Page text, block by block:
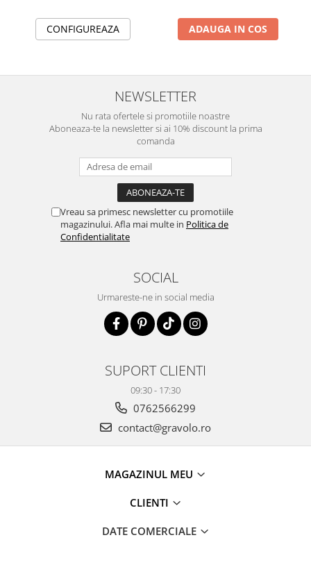
CONFIGUREAZA ADAUGA IN COS
NEWSLETTER
Nu rata ofertele si promotiile noastre
Aboneaza-te la newsletter si ai 10% discount la prima
comanda
Vreau sa primesc newsletter cu promotiile
magazinului. Afla mai multe in Politica de
Confidentialitate
SOCIAL
Urmareste-ne in social media
SUPORT CLIENTI
09:30 - 17:30
0762566299
contact@gravolo.ro
MAGAZINUL MEU
CLIENTI
DATE COMERCIALE